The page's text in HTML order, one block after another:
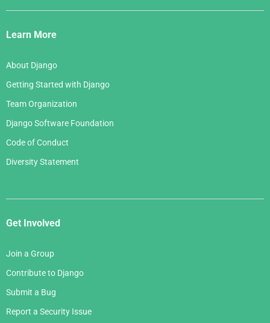
Django
Links
Learn More
About Django
Getting Started with Django
Team Organization
Django Software Foundation
Code of Conduct
Diversity Statement
Get Involved
Join a Group
Contribute to Django
Submit a Bug
Report a Security Issue